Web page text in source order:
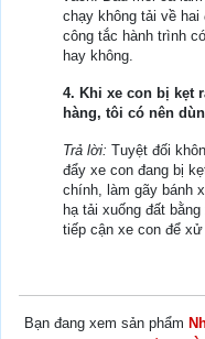
chạy không tải về
công tắc hành trình
hay không.
4. Khi xe con bị kẹt
hàng, tôi có nên
Trả lời: Tuyệt đối
đẩy xe con đang bị
chính, làm gãy bánh
hạ tải xuống đất
tiếp cận xe con để
Bạn đang xem sản phẩm